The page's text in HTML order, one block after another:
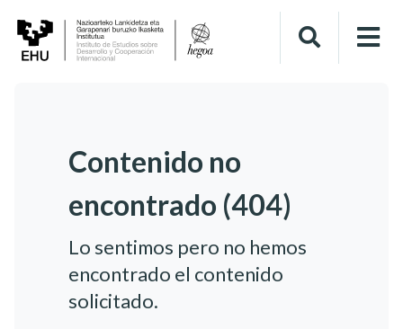
Contenido no
encontrado (404)
Lo sentimos pero no hemos
encontrado el contenido
solicitado.